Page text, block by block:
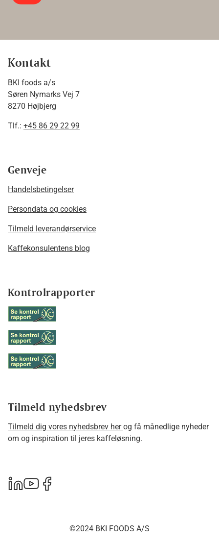
Kontakt
BKI foods a/s
Søren Nymarks Vej 7
8270 Højbjerg
Tlf.: +45 86 29 22 99
Genveje
Handelsbetingelser
Persondata og cookies
Tilmeld leverandørservice
Kaffekonsulentens blog
Kontrolrapporter
Tilmeld nyhedsbrev
Tilmeld dig vores nyhedsbrev herog få månedlige nyheder
om og inspiration til jeres kaffeløsning.
©2024 BKI FOODS A/S